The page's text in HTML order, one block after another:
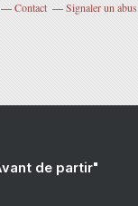
Contact Signaler un abus
de partir"